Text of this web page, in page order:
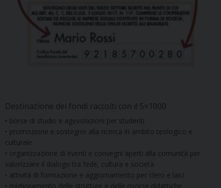
Destinazione dei fondi raccolti con il 5×1000
• borse di studio e agevolazioni per studenti
• promozione e sostegno alla ricerca in ambito teologico e
culturale
• organizzazione di eventi e convegni aperti alla comunità per
valorizzare il dialogo tra fede, cultura e società
• attività di formazione e aggiornamento per clero e laici
• miglioramento delle strutture e delle risorse didattiche